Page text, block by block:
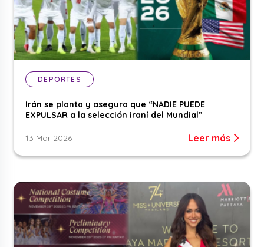
DEPORTES
Irán se planta y asegura que “NADIE PUEDE
EXPULSAR a la selección iraní del Mundial”
13 Mar 2026 Leer más